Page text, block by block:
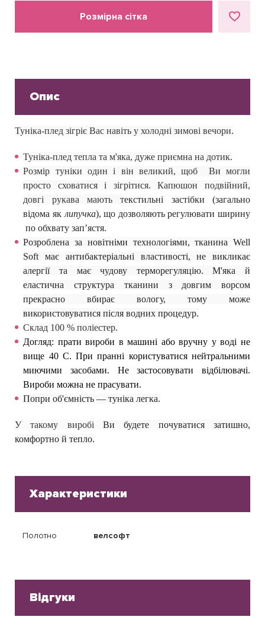
Розмірна сітка
Опис
Туніка-плед зігріє Вас навіть у холодні зимові вечори.
Туніка-плед тепла та м'яка, дуже приємна на дотик.
Розмір туніки один і він великий, щоб Ви могли
просто сховатися і зігрітися.Капюшон подвійний,
довгі рукава мають текстильні застібки (загально
відома як липучка), що дозволяють регулювати ширину
по обхвату зап’ястя.
Розроблена за новітніми технологіями, тканина Well
Soft має антибактеріальні властивості, не викликає
алергії та має чудову терморегуляцію.М'яка й
еластична структура тканини з довгим ворсом
прекрасно вбирає вологу, тому може
використовуватися після водних процедур.
Склад 100 % поліестер.
Догляд: прати вироби в машині або вручну уводі не
вище 40 С. При пранні користуватися нейтральними
миючими засобами. Не застосовувати відбілювачі.
Вироби можна не прасувати.
Попри об'ємність — туніка легка.
У такому виробі Ви будете почуватися затишно,
комфортно й тепло.
Характеристики
Полотно велсофт
Відгуки